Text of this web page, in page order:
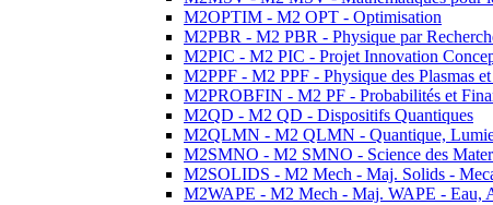
M2OPTIM - M2 OPT - Optimisation
M2PBR - M2 PBR - Physique par
M2PIC - M2 PIC - Projet Innovation
M2PPF - M2 PPF - Physique des Plasmas
M2PROBFIN - M2 PF - Probabilités et
M2QD - M2 QD - Dispositifs Quantiques
M2QLMN - M2 QLMN - Quantique,
M2SMNO - M2 SMNO - Science des
M2SOLIDS - M2 Mech - Maj. Solids -
M2WAPE - M2 Mech - Maj. WAPE - Eau,